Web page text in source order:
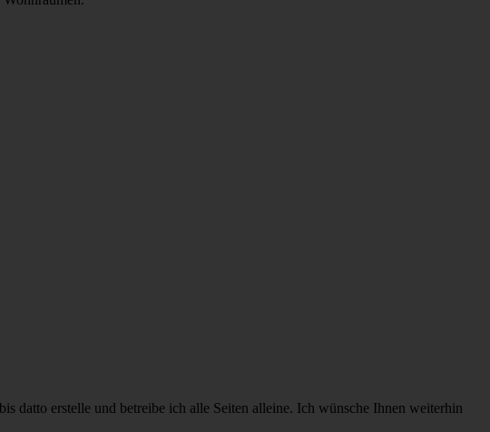
datto erstelle und betreibe ich alle Seiten alleine. Ich wünsche Ihnen weiterhin